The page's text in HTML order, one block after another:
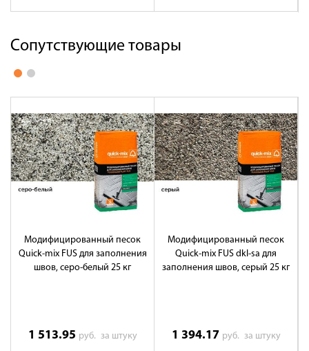
Сопутствующие товары
Модифицированный песок
Quick-mix FUS для заполнения
швов, серо-белый 25 кг
1 513.95 руб. за штуку
Модифицированный песок
Quick-mix FUS dkl-sa для
заполнения швов, серый 25 кг
1 394.17 руб. за штуку